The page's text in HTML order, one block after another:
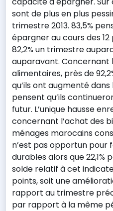
sont de plus en plus
trimestre 2013. 83,5%
épargner au cours des
82,2% un trimestre
auparavant. Concernant
alimentaires, près de
qu’ils ont augmenté
pensent qu’ils
futur. L’unique hausse
concernant l’achat des
ménages marocains
n’est pas opportun pour
durables alors que 22,1%
solde relatif à cet
points, soit une
rapport au trimestre
par rapport à la même